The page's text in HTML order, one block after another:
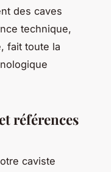
des caves
technique,
fait toute la
références
caviste